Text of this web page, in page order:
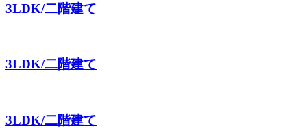
3LDK/二階建て
3LDK/二階建て
3LDK/二階建て